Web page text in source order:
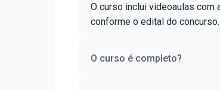
O curso inclui videoaulas com
conforme o edital do concurso.
O curso é completo?